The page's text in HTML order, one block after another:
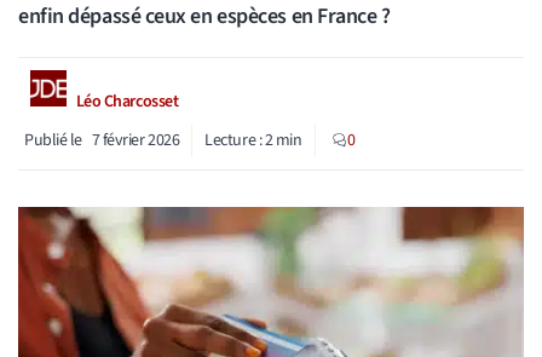
enfin dépassé ceux en espèces en France ?
Léo Charcosset
Publié le 7 février 2026 Lecture :2min 0